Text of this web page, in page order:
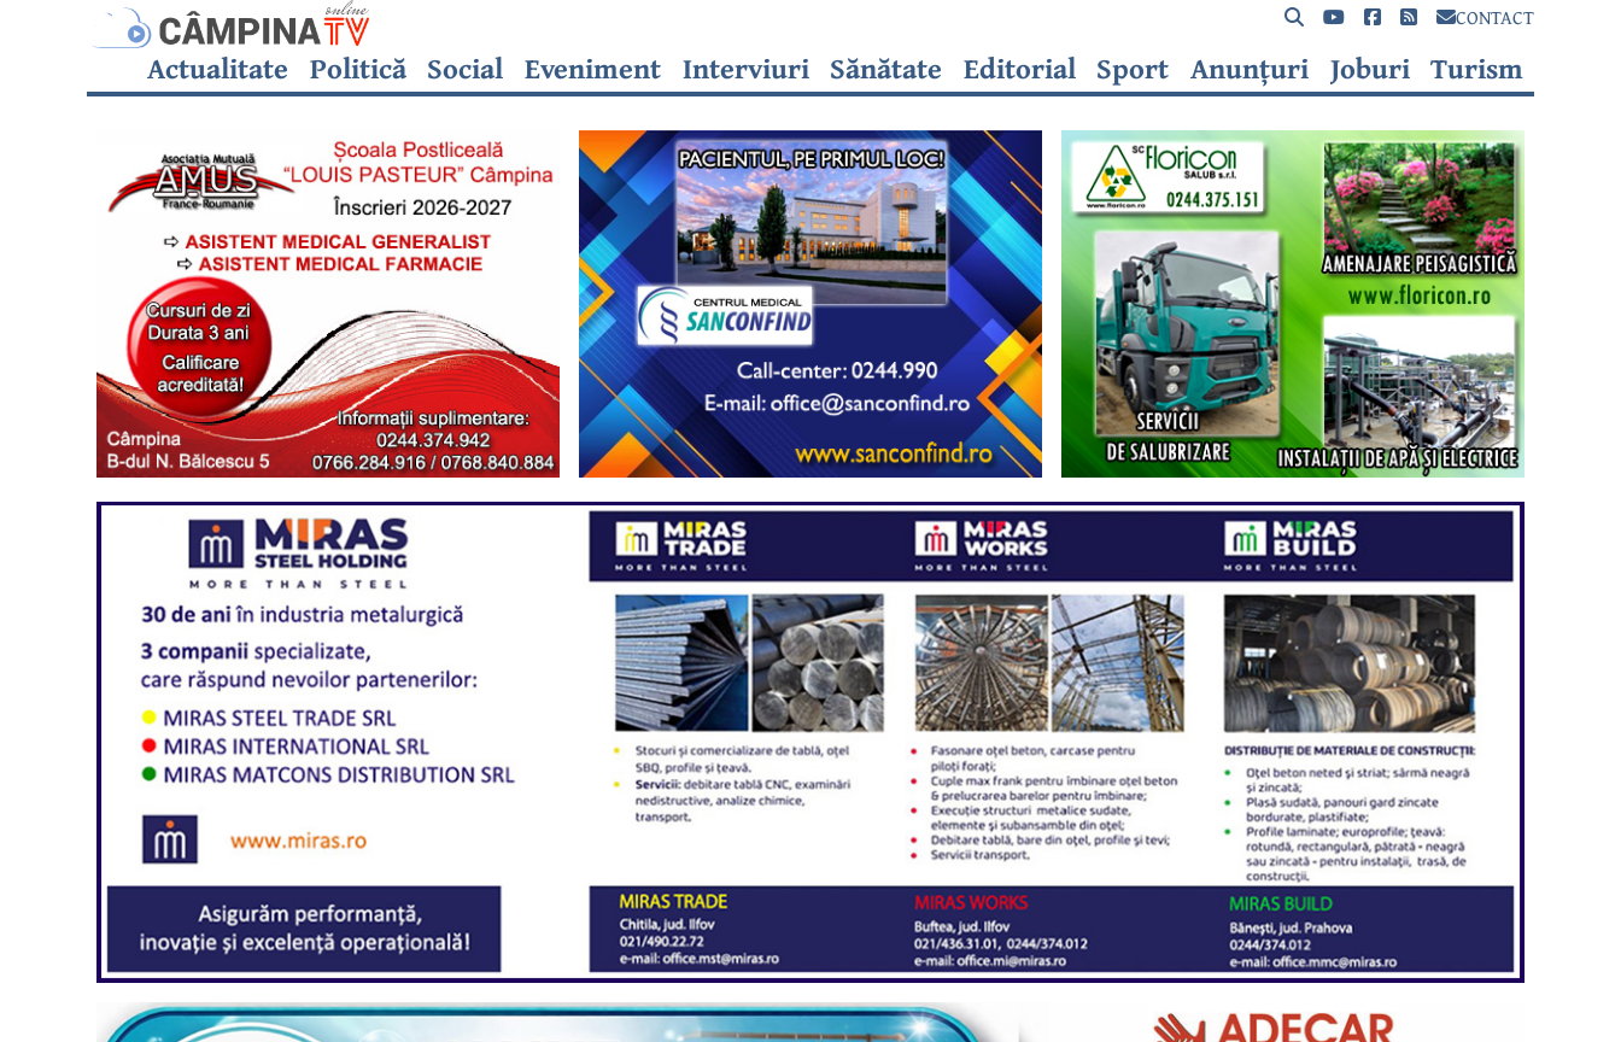
CONTACT
Actualitate Politică Social Eveniment Interviuri Sănătate Editorial Sport Anunțuri Joburi Turism